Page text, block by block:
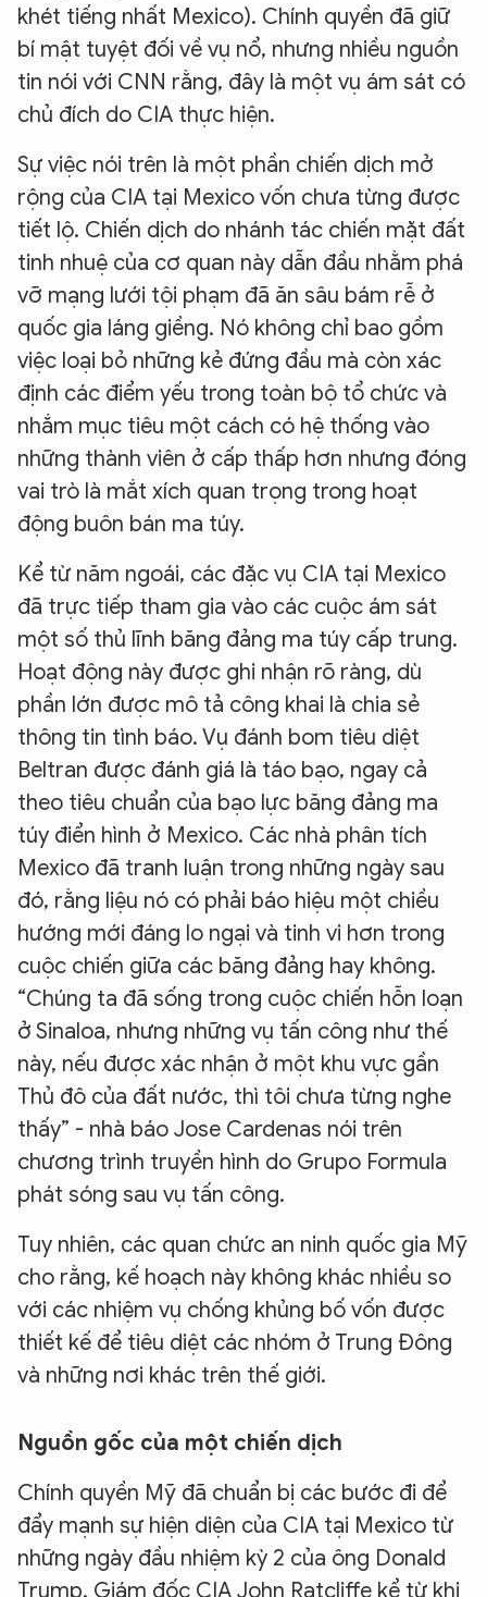
khét tiếng nhất Mexico). Chính quyền đã giữ
bí mật tuyệt đối về vụ nổ, nhưng nhiều nguồn
tin nói với CNN rằng, đây là một vụ ám sát có
chủ đích do CIA thực hiện.
Sự việc nói trên là một phần chiến dịch mở
rộng của CIA tại Mexico vốn chưa từng được
tiết lộ. Chiến dịch do nhánh tác chiến mặt đất
tinh nhuệ của cơ quan này dẫn đầu nhằm phá
vỡ mạng lưới tội phạm đã ăn sâu bám rễ ở
quốc gia láng giềng. Nó không chỉ bao gồm
việc loại bỏ những kẻ đứng đầu mà còn xác
định các điểm yếu trong toàn bộ tổ chức và
nhắm mục tiêu một cách có hệ thống vào
những thành viên ở cấp thấp hơn nhưng đóng
vai trò là mắt xích quan trọng trong hoạt
động buôn bán ma túy.
Kể từ năm ngoái, các đặc vụ CIA tại Mexico
đã trực tiếp tham gia vào các cuộc ám sát
một số thủ lĩnh băng đảng ma túy cấp trung.
Hoạt động này được ghi nhận rõ ràng, dù
phần lớn được mô tả công khai là chia sẻ
thông tin tình báo. Vụ đánh bom tiêu diệt
Beltran được đánh giá là táo bạo, ngay cả
theo tiêu chuẩn của bạo lực băng đảng ma
túy điển hình ở Mexico. Các nhà phân tích
Mexico đã tranh luận trong những ngày sau
đó, rằng liệu nó có phải báo hiệu một chiều
hướng mới đáng lo ngại và tinh vi hơn trong
cuộc chiến giữa các băng đảng hay không.
“Chúng ta đã sống trong cuộc chiến hỗn loạn
ở Sinaloa, nhưng những vụ tấn công như thế
này, nếu được xác nhận ở một khu vực gần
Thủ đô của đất nước, thì tôi chưa từng nghe
thấy” - nhà báo Jose Cardenas nói trên
chương trình truyền hình do Grupo Formula
phát sóng sau vụ tấn công.
Tuy nhiên, các quan chức an ninh quốc gia Mỹ
cho rằng, kế hoạch này không khác nhiều so
với các nhiệm vụ chống khủng bố vốn được
thiết kế để tiêu diệt các nhóm ở Trung Đông
và những nơi khác trên thế giới.
Nguồn gốc của một chiến dịch
Chính quyền Mỹ đã chuẩn bị các bước đi để
đẩy mạnh sự hiện diện của CIA tại Mexico từ
những ngày đầu nhiệm kỳ 2 của ông Donald
Trump. Giám đốc CIA John Ratcliffe kể từ khi